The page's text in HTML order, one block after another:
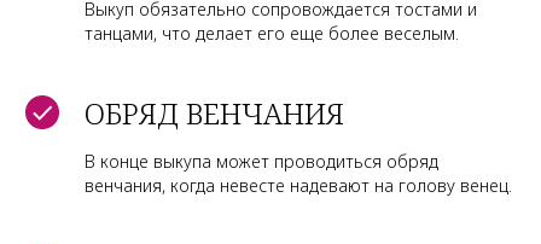
Выкуп обязательно сопровождается тостами и
танцами, что делает его еще более веселым.
ОБРЯД ВЕНЧАНИЯ
В конце выкупа может проводиться обряд
венчания, когда невесте надевают на голову венец.